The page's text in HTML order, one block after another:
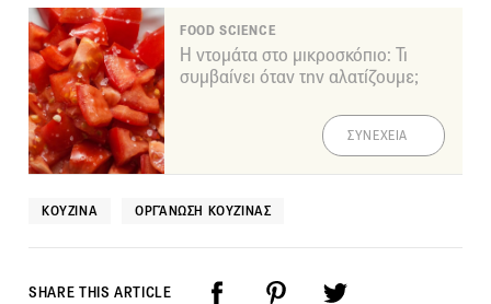
FOOD SCIENCE
Η ντομάτα στο μικροσκόπιο: Τι
συμβαίνει όταν την αλατίζουμε;
ΣΥΝΕΧΕΙΑ
ΚΟΥΖΊΝΑ ΟΡΓΆΝΩΣΗ ΚΟΥΖΊΝΑΣ
SHARE THIS ARTICLE